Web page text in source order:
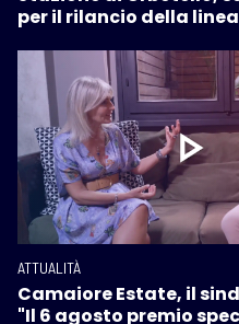
per il rilancio della
ATTUALITÀ
Camaiore Estate, il
"Il 6 agosto premio